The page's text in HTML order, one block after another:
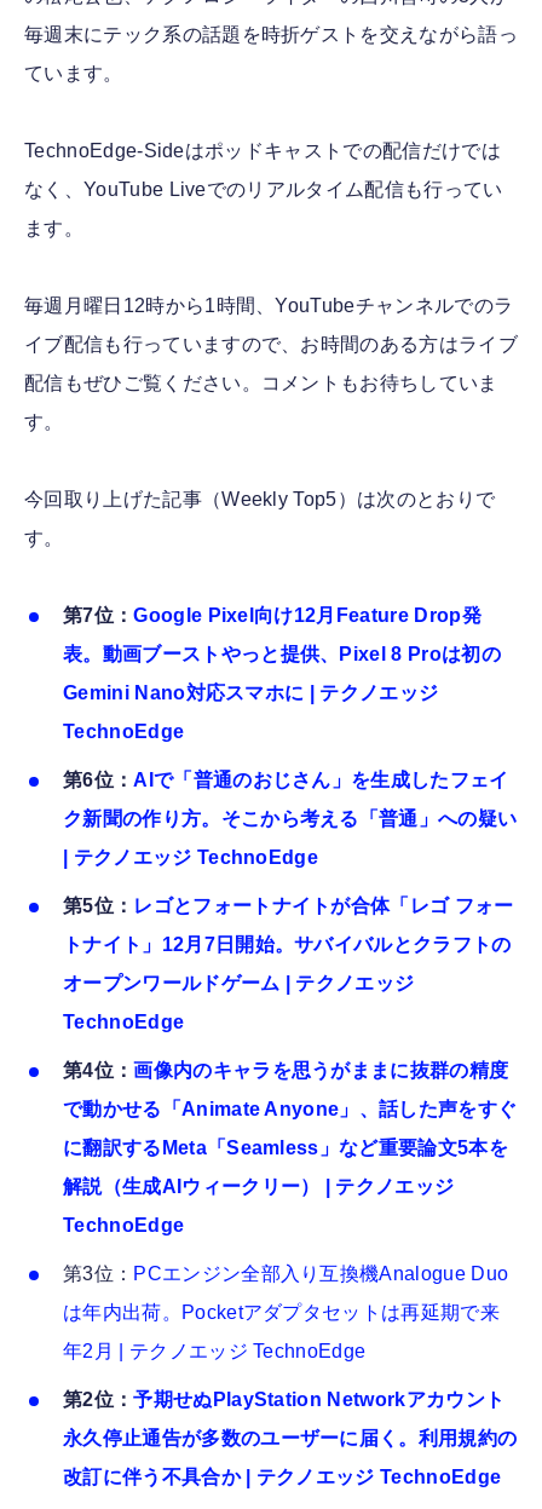
毎週末にテック系の話題を時折ゲストを交えながら語っ
ています。
TechnoEdge-Sideはポッドキャストでの配信だけでは
なく、YouTube Liveでのリアルタイム配信も行ってい
ます。
毎週月曜日12時から1時間、YouTubeチャンネルでのラ
イブ配信も行っていますので、お時間のある方はライブ
配信もぜひご覧ください。コメントもお待ちしていま
す。
今回取り上げた記事（Weekly Top5）は次のとおりで
す。
第7位：Google Pixel向け12月Feature Drop発
表。動画ブーストやっと提供、Pixel 8 Proは初の
Gemini Nano対応スマホに | テクノエッジ
TechnoEdge
第6位：AIで「普通のおじさん」を生成したフェイ
ク新聞の作り方。そこから考える「普通」への疑い
| テクノエッジ TechnoEdge
第5位： レゴとフォートナイトが合体「レゴ フォー
トナイト」12月7日開始。サバイバルとクラフトの
オープンワールドゲーム | テクノエッジ
TechnoEdge
第4位：画像内のキャラを思うがままに抜群の精度
で動かせる「Animate Anyone」、話した声をすぐ
に翻訳するMeta「Seamless」など重要論文5本を
解説（生成AIウィークリー） | テクノエッジ
TechnoEdge
第3位： PCエンジン全部入り互換機Analogue Duo
は年内出荷。Pocketアダプタセットは再延期で来
年2月 | テクノエッジ TechnoEdge
第2位：予期せぬPlayStation Networkアカウント
永久停止通告が多数のユーザーに届く。利用規約の
改訂に伴う不具合か | テクノエッジ TechnoEdge